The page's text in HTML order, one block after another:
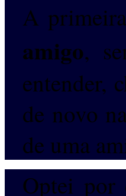
A
amigo,
entender,
de novo
de uma
Optei por